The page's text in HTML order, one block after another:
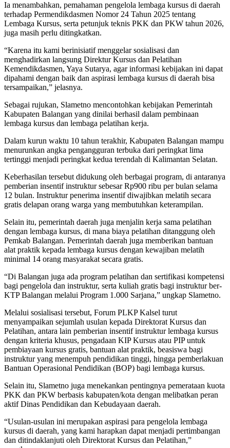
Ia menambahkan, pemahaman pengelola lembaga kursus di daerah
terhadap Permendikdasmen Nomor 24 Tahun 2025 tentang
Lembaga Kursus, serta petunjuk teknis PKK dan PKW tahun 2026,
juga masih perlu ditingkatkan.
“Karena itu kami berinisiatif menggelar sosialisasi dan
menghadirkan langsung Direktur Kursus dan Pelatihan
Kemendikdasmen, Yaya Sutarya, agar informasi kebijakan ini dapat
dipahami dengan baik dan aspirasi lembaga kursus di daerah bisa
tersampaikan,” jelasnya.
Sebagai rujukan, Slametno mencontohkan kebijakan Pemerintah
Kabupaten Balangan yang dinilai berhasil dalam pembinaan
lembaga kursus dan lembaga pelatihan kerja.
Dalam kurun waktu 10 tahun terakhir, Kabupaten Balangan mampu
menurunkan angka pengangguran terbuka dari peringkat lima
tertinggi menjadi peringkat kedua terendah di Kalimantan Selatan.
Keberhasilan tersebut didukung oleh berbagai program, di antaranya
pemberian insentif instruktur sebesar Rp900 ribu per bulan selama
12 bulan. Instruktur penerima insentif diwajibkan melatih secara
gratis delapan orang warga yang membutuhkan keterampilan.
Selain itu, pemerintah daerah juga menjalin kerja sama pelatihan
dengan lembaga kursus, di mana biaya pelatihan ditanggung oleh
Pemkab Balangan. Pemerintah daerah juga memberikan bantuan
alat praktik kepada lembaga kursus dengan kewajiban melatih
minimal 14 orang masyarakat secara gratis.
“Di Balangan juga ada program pelatihan dan sertifikasi kompetensi
bagi pengelola dan instruktur, serta kuliah gratis bagi instruktur ber-
KTP Balangan melalui Program 1.000 Sarjana,” ungkap Slametno.
Melalui sosialisasi tersebut, Forum PLKP Kalsel turut
menyampaikan sejumlah usulan kepada Direktorat Kursus dan
Pelatihan, antara lain pemberian insentif instruktur lembaga kursus
dengan kriteria khusus, pengadaan KIP Kursus atau PIP untuk
pembiayaan kursus gratis, bantuan alat praktik, beasiswa bagi
instruktur yang menempuh pendidikan tinggi, hingga pemberlakuan
Bantuan Operasional Pendidikan (BOP) bagi lembaga kursus.
Selain itu, Slametno juga menekankan pentingnya pemerataan kuota
PKK dan PKW berbasis kabupaten/kota dengan melibatkan peran
aktif Dinas Pendidikan dan Kebudayaan daerah.
“Usulan-usulan ini merupakan aspirasi para pengelola lembaga
kursus di daerah, yang kami harapkan dapat menjadi pertimbangan
dan ditindaklanjuti oleh Direktorat Kursus dan Pelatihan,”